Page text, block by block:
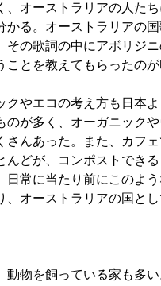
、オーストラリアの人た
かる。オーストラリアの
その歌詞の中にアボリジ
ことを教えてもらったの
クやエコの考え方も日本
のが多く、オーガニック
さんあった。また、カフ
んどが、コンポストでき
日常に当たり前にこのよ
、オーストラリアの国と
動物を飼っている家も多